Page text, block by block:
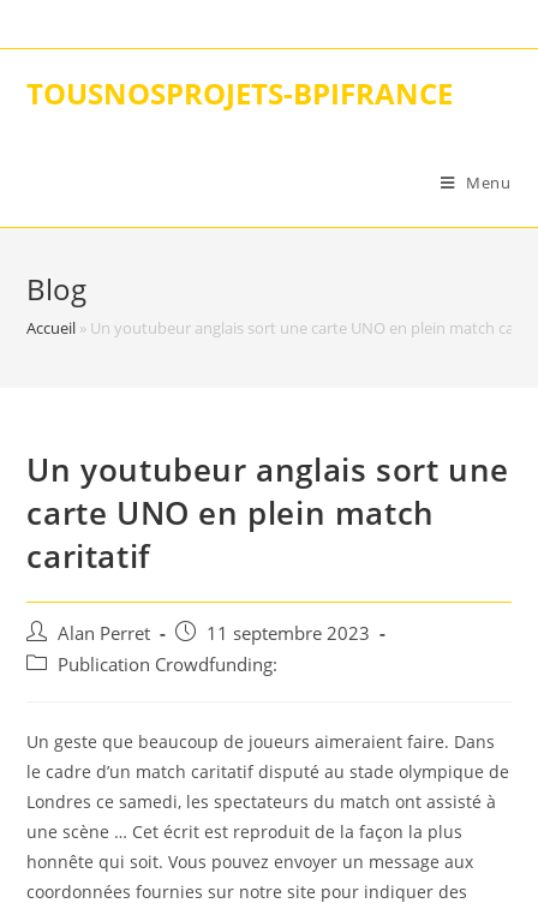
to
TOUSNOSPROJETS-BPIFRANCE
Menu
Blog
Accueil » Un youtubeur anglais sort une carte UNO en plein match
Un youtubeur anglais sort une
carte UNO en plein match
caritatif
Auteur/autrice
de
Alan Perret
Post
published:
11 septembre 2023
PostPublication Crowdfunding:
Un geste que beaucoup de joueurs aimeraient faire. Dans
le cadre d’un match caritatif disputé au stade olympique de
Londres ce samedi, les spectateurs du match ont assisté à
une scène … Cet écrit est reproduit de la façon la plus
honnête qui soit. Vous pouvez envoyer un message aux
coordonnées fournies sur notre site pour indiquer des